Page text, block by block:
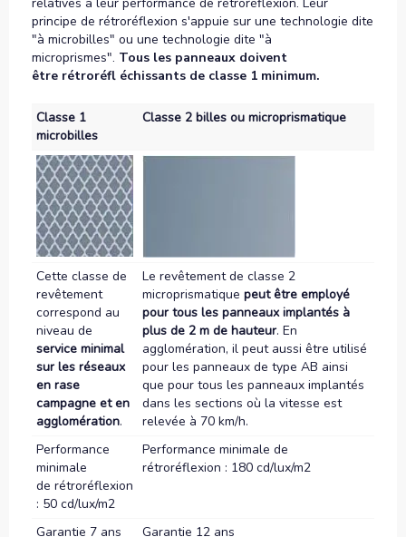
principe de rétroréflexion s'appuie sur une technologie dite
"à microbilles" ou une technologie dite "à
microprismes". Tous les panneaux doivent
être rétroréfl échissants de classe 1 minimum.
Classe 1
microbilles
Classe 2 billes ou microprismatique
Cette classe de
revêtement
correspond au
niveau de
service minimal
sur les réseaux
en rase
campagne et en
agglomération.
Le revêtement de classe 2
microprismatique peut être employé
pour tous les panneaux implantés à
plus de 2 m de hauteur. En
agglomération, il peut aussi être utilisé
pour les panneaux de type AB ainsi
que pour tous les panneaux implantés
dans les sections où la vitesse est
relevée à 70 km/h.
Performance
minimale
de rétroréflexion
: 50 cd/lux/m2
Performance minimale de
rétroréflexion : 180 cd/lux/m2
Garantie 7 ans Garantie 12 ans